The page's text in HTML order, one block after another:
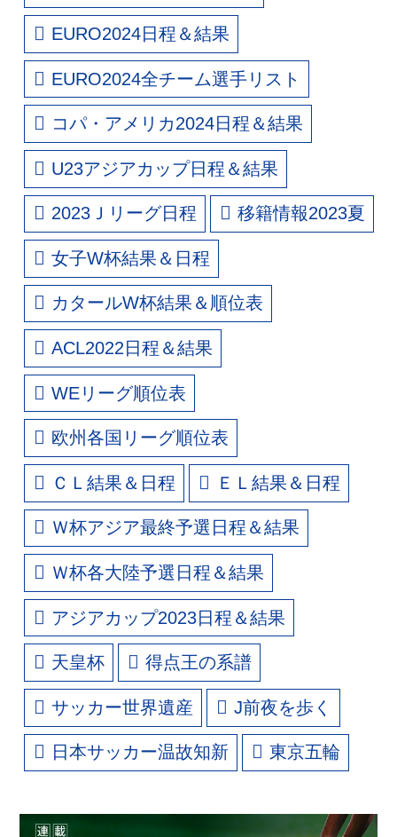
EURO2024日程＆結果
EURO2024全チーム選手リスト
コパ・アメリカ2024日程＆結果
U23アジアカップ日程＆結果
2023Ｊリーグ日程 移籍情報2023夏
女子W杯結果＆日程
カタールW杯結果＆順位表
ACL2022日程＆結果
WEリーグ順位表
欧州各国リーグ順位表
ＣＬ結果＆日程 ＥＬ結果＆日程
Ｗ杯アジア最終予選日程＆結果
Ｗ杯各大陸予選日程＆結果
アジアカップ2023日程＆結果
天皇杯 得点王の系譜
サッカー世界遺産 J前夜を歩く
日本サッカー温故知新 東京五輪